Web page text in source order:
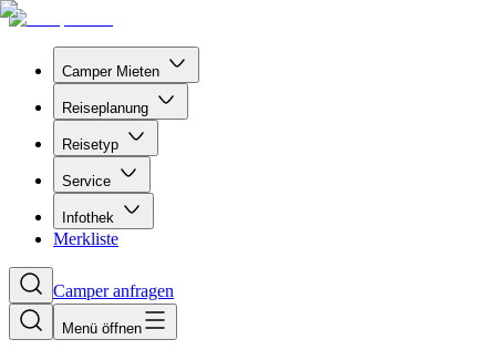
Camper Mieten
Reiseplanung
Reisetyp
Service
Infothek
Merkliste
Camper anfragen
Menü öffnen